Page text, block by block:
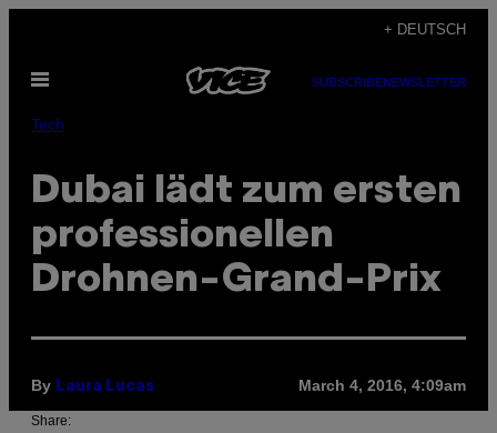
content
+ DEUTSCH
Open
SUBSCRIBENEWSLETTER
Tech
Dubai lädt zum ersten
professionellen
Drohnen-Grand-Prix
By Laura Lucas March 4, 2016, 4:09am
Share: